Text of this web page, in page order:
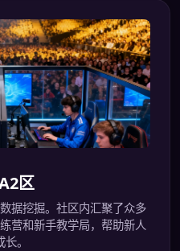
区
据挖掘。社区内汇聚了众多
营和新手教学局，帮助新人
。